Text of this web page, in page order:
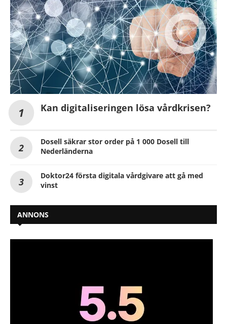
Kan digitaliseringen lösa vårdkrisen?
Dosell säkrar stor order på 1 000 Dosell till
Nederländerna
Doktor24 första digitala vårdgivare att gå med
vinst
ANNONS